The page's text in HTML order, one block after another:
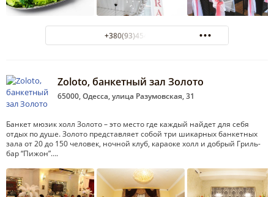
+380(93)454-96-01
Zoloto, банкетный зал Золото
65000, Одесса, улица Разумовская, 31
Банкет мюзик холл Золото – это место где каждый найдет для себя
отдых по душе. Золото представляет собой три шикарных банкетных
зала от 20 до 150 человек, ночной клуб, караоке холл и добрый Гриль-
бар “Пижон”….